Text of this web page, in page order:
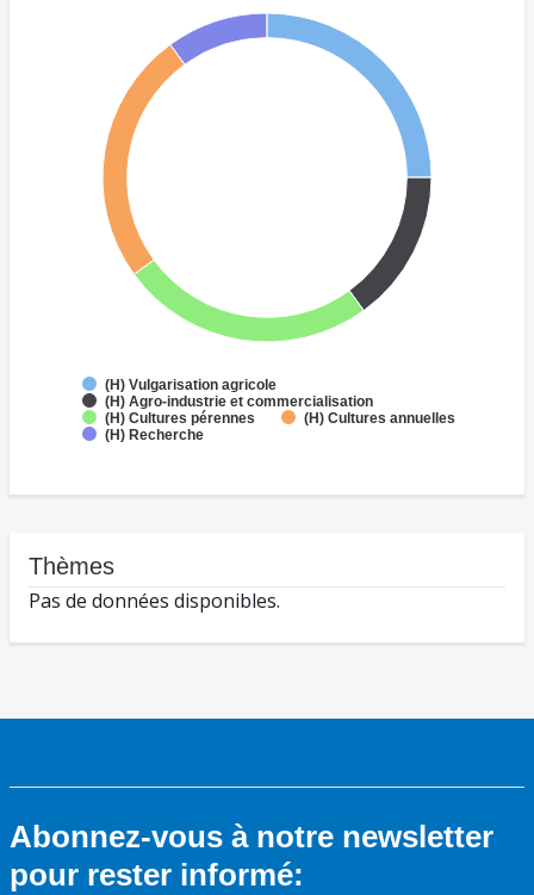
(H) Vulgarisation agricole
(H) Agro-industrie et commercialisation
(H) Cultures pérennes
(H) Cultures annuelles
(H) Recherche
Thèmes
Pas de données disponibles.
Abonnez-vous à notre newsletter
pour rester informé: